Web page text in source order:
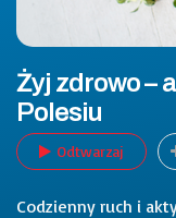
Żyj zdrowo –
Polesiu
Odtwarzaj
Codzienny ruch i